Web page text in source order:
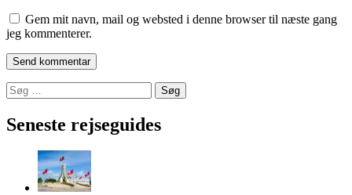
Gem mit navn, mail og websted i denne browser til næste gang
jeg kommenterer.
Søg
efter:
Seneste rejseguides